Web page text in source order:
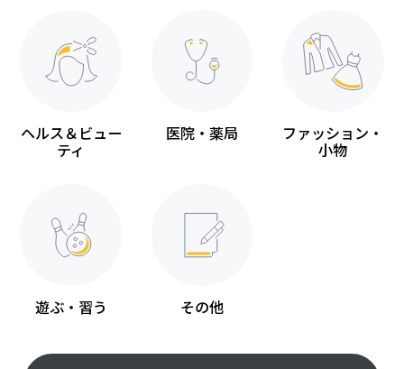
ヘルス＆ビュー
ティ
医院・薬局 ファッション・
小物
遊ぶ・習う その他